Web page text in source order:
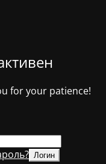
for your patience!